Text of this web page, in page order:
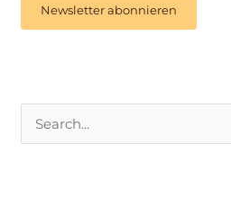
Newsletter abonnieren